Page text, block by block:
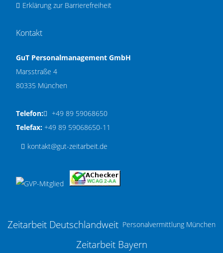
Erklärung zur Barrierefreiheit
Kontakt
GuT Personalmanagement GmbH
Marsstraße 4
80335 München
Telefon:
+49 89 59068650
Telefax: +49 89 59068650-11
kontakt@gut-zeitarbeit.de
Zeitarbeit Deutschlandweit Personalvermittlung München
Zeitarbeit Bayern